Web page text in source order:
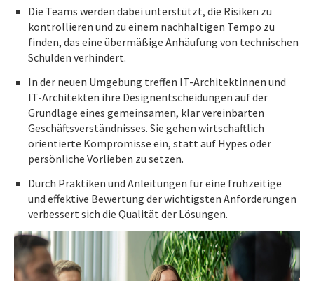
Die Teams werden dabei unterstützt, die Risiken zu
kontrollieren und zu einem nachhaltigen Tempo zu
finden, das eine übermäßige Anhäufung von technischen
Schulden verhindert.
In der neuen Umgebung treffen IT-Architektinnen und
IT-Architekten ihre Designentscheidungen auf der
Grundlage eines gemeinsamen, klar vereinbarten
Geschäftsverständnisses. Sie gehen wirtschaftlich
orientierte Kompromisse ein, statt auf Hypes oder
persönliche Vorlieben zu setzen.
Durch Praktiken und Anleitungen für eine frühzeitige
und effektive Bewertung der wichtigsten Anforderungen
verbessert sich die Qualität der Lösungen.